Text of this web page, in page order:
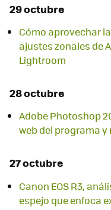
29 octubre
Cómo aprovechar
ajustes zonales de
Lightroom
28 octubre
Adobe Photoshop
web del programa
27 octubre
Canon EOS R3,
espejo que enfoca